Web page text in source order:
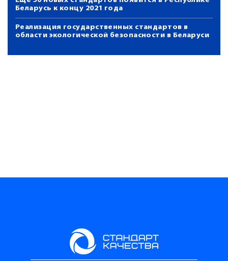
Беларусь к концу 2021 года
Реализация государственных стандартов в
области экологической безопасности в Беларуси